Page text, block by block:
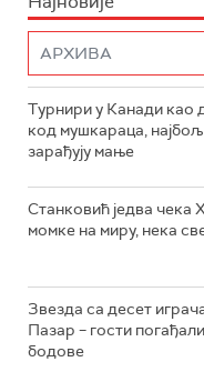
Турнири у Канади као
код мушкараца,
зарађују мање
Станковић једва чека
момке на миру, нека
Звезда са десет
Пазар – гости
бодове